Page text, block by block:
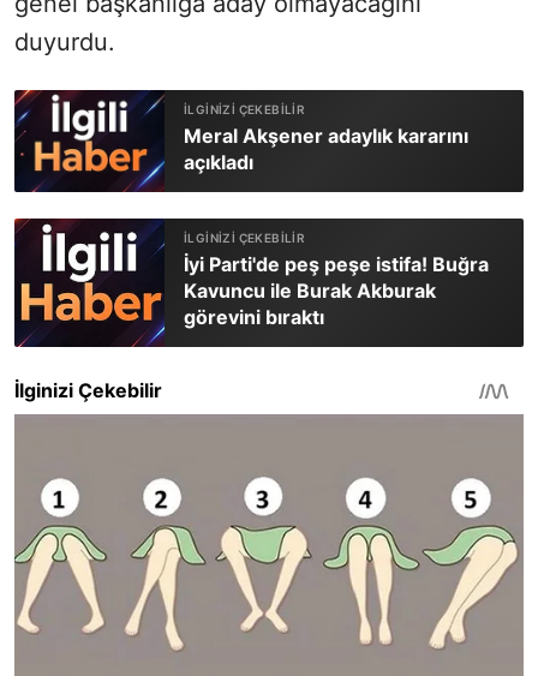
duyurdu.
Meral Akşener adaylık kararını
açıkladı
İyi Parti'de peş peşe istifa! Buğra
Kavuncu ile Burak Akburak
görevini bıraktı